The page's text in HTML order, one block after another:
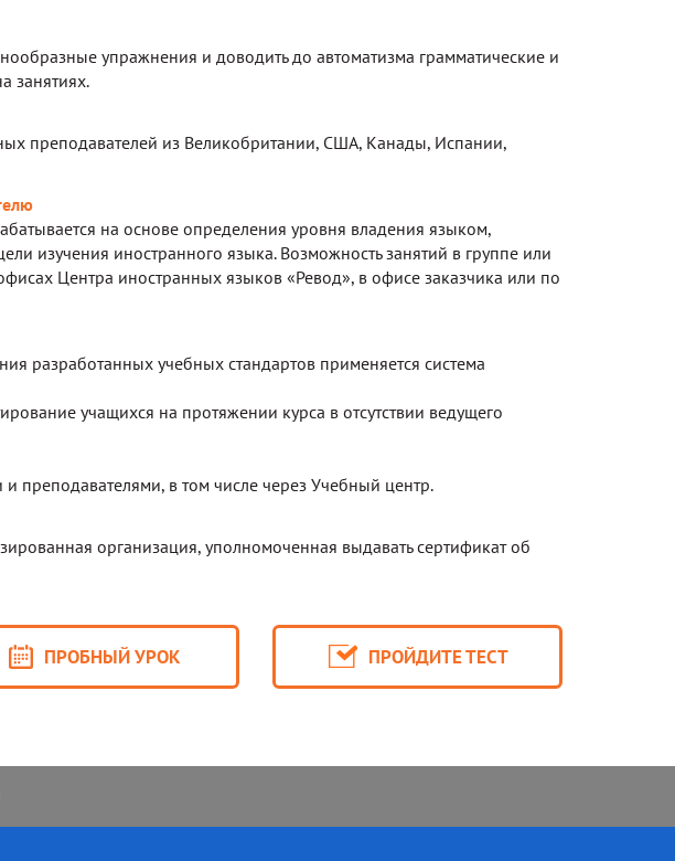
упражнения и доводить до автоматизма грамматические и
занятиях.
преподавателей из Великобритании, США, Канады, Испании,
на основе определения уровня владения языком,
изучения иностранного языка. Возможность занятий в группе или
Центра иностранных языков «Ревод», в офисе заказчика или по
разработанных учебных стандартов применяется система
учащихся на протяжении курса в отсутствии ведущего
преподавателями, в том числе через Учебный центр.
организация, уполномоченная выдавать сертификат об
ПРОБНЫЙ УРОК ПРОЙДИТЕ ТЕСТ